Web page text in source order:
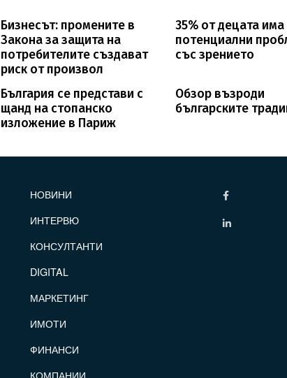
Бизнесът: промените в
Закона за защита на
потребителите създават
риск от произвол
35% от децата има
потенциални
със зрението
България се представи с
щанд на стопанско
изложение в Париж
Обзор възроди
българските
НОВИНИ
ИНТЕРВЮ
КОНСУЛТАНТИ
DIGITAL
МАРКЕТИНГ
ИМОТИ
ФИНАНСИ
КОМПАНИИ